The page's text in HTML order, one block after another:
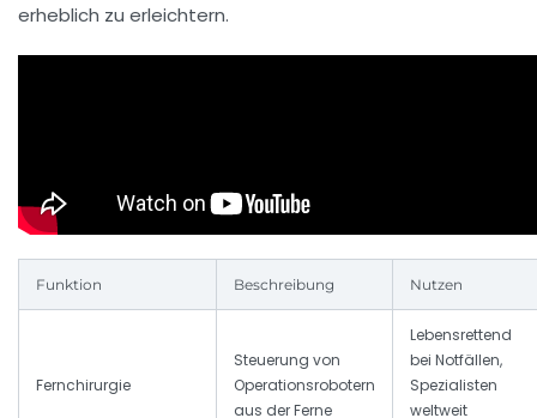
erheblich zu erleichtern.
Funktion Beschreibung Nutzen
Fernchirurgie
Steuerung von
Operationsrobotern
aus der Ferne
Lebensrettend
bei Notfällen,
Spezialisten
weltweit